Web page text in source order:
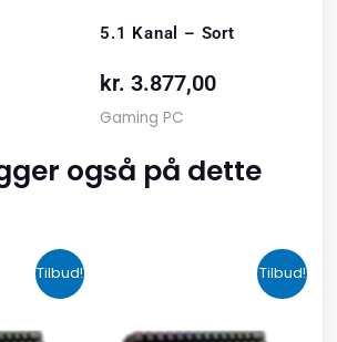
5.1 Kanal – Sort
kr. 3.877,00
Gaming PC
også på dette
Tilbud!
oprindelige
Den
aktuelle
Tilbud!
oprindelige
pris
aktuelle
pris